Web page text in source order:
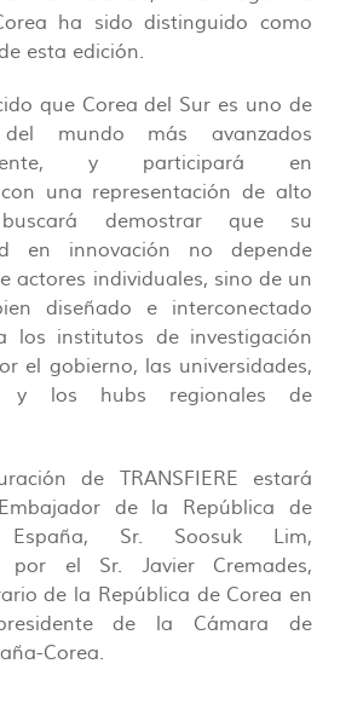
ha sido distinguido como
esta edición.
que Corea del Sur es uno de
mundo más avanzados
y participará en
con una representación de alto
demostrar que su
en innovación no depende
actores individuales, sino de un
diseñado e interconectado
los institutos de investigación
el gobierno, las universidades,
y los hubs regionales de
de TRANSFIERE estará
de la República de
Sr. Soosuk Lim,
por el Sr. Javier Cremades,
de la República de Corea en
de la Cámara de
Corea.